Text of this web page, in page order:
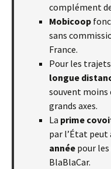
complément
Mobicoop
sans
France.
Pour les
longue
souvent moins
grands axes.
La prime
par l’État
année pour
BlaBlaCar.